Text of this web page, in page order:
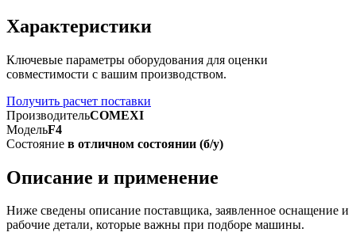
Характеристики
Ключевые параметры оборудования для оценки
совместимости с вашим производством.
Получить расчет поставки
ПроизводительCOMEXI
МодельF4
Состояние в отличном состоянии (б/у)
Описание и применение
Ниже сведены описание поставщика, заявленное оснащение и
рабочие детали, которые важны при подборе машины.